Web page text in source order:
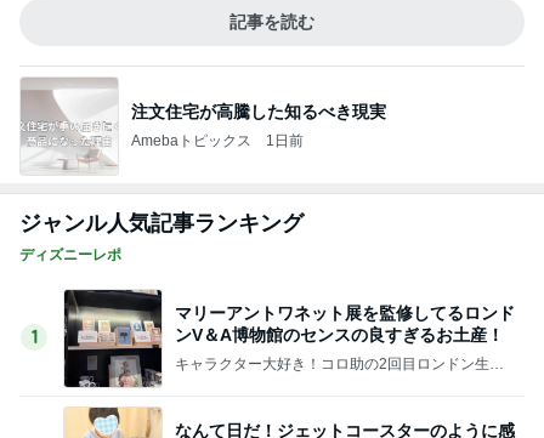
キャラクター大好き！コロ助の2回目ロンドン生活
にっき★
情がグルグルした昨日の出来事
3
1955 東京ベイ by 星野リゾート夏メニューと
ハロウィンプラン発表！
4
【TDS】スーベニアプレート狙いでまたまた
オーダー
☆やまあこ☆さんのディズニー日記
ディズニーストアのトロピカルズートピアグ